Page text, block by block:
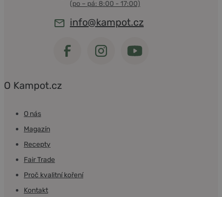
info@kampot.cz
O Kampot.cz
O nás
Magazín
Recepty
Fair Trade
Proč kvalitní koření
Kontakt